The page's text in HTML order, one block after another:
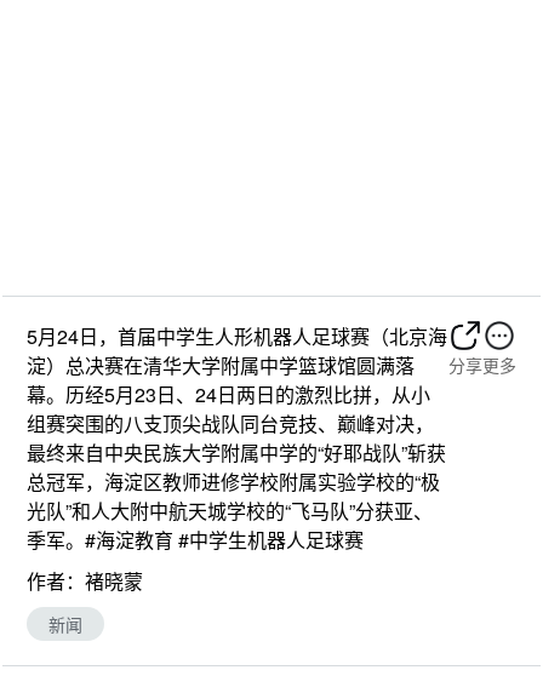
5月24日，首届中学生人形机器人足球赛（北京海
淀）总决赛在清华大学附属中学篮球馆圆满落
幕。历经5月23日、24日两日的激烈比拼，从小
组赛突围的八支顶尖战队同台竞技、巅峰对决，
最终来自中央民族大学附属中学的“好耶战队”斩获
总冠军，海淀区教师进修学校附属实验学校的“极
光队”和人大附中航天城学校的“飞马队”分获亚、
季军。#海淀教育 #中学生机器人足球赛
分享更多
作者：褚晓蒙
新闻